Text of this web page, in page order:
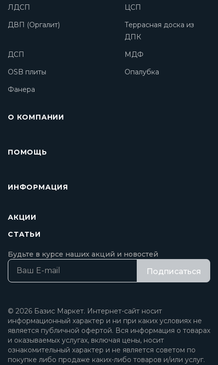
ЛДСП
ЦСП
ДВП (Оргалит)
Террасная доска из
ДПК
ДСП
МДФ
OSB плиты
Опалубка
Фанера
О КОМПАНИИ
ПОМОЩЬ
ИНФОРМАЦИЯ
АКЦИИ
СТАТЬИ
Будьте в курсе наших акций и новостей
Подписаться
© 2026 Базис Маркет. Интернет-сайт носит
информационный характер и ни при каких условиях не
является публичной офертой. Вся информация о товарах
и оказываемых услугах, включая цены, носит
ознакомительный характер и не является советом по
покупке либо продаже каких-либо товаров и/или услуг.